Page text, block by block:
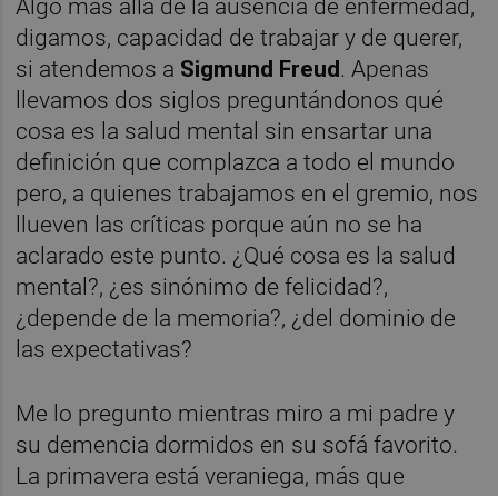
Algo más allá de la ausencia de enfermedad,
digamos, capacidad de trabajar y de querer,
si atendemos a Sigmund Freud. Apenas
llevamos dos siglos preguntándonos qué
cosa es la salud mental sin ensartar una
definición que complazca a todo el mundo
pero, a quienes trabajamos en el gremio, nos
llueven las críticas porque aún no se ha
aclarado este punto. ¿Qué cosa es la salud
mental?, ¿es sinónimo de felicidad?,
¿depende de la memoria?, ¿del dominio de
las expectativas?
Me lo pregunto mientras miro a mi padre y
su demencia dormidos en su sofá favorito.
La primavera está veraniega, más que